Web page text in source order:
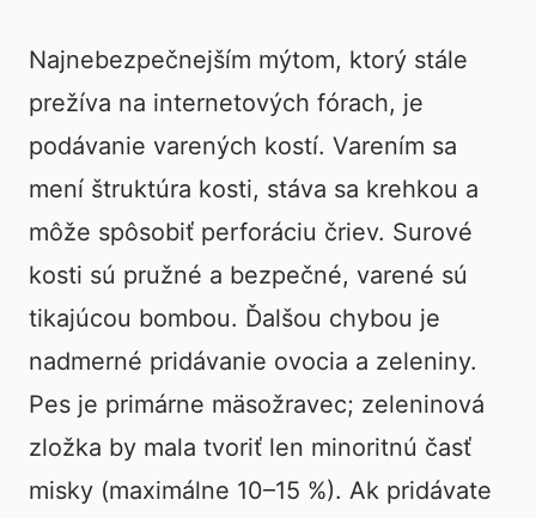
Najnebezpečnejším mýtom, ktorý stále
prežíva na internetových fórach, je
podávanie varených kostí. Varením sa
mení štruktúra kosti, stáva sa krehkou a
môže spôsobiť perforáciu čriev. Surové
kosti sú pružné a bezpečné, varené sú
tikajúcou bombou. Ďalšou chybou je
nadmerné pridávanie ovocia a zeleniny.
Pes je primárne mäsožravec; zeleninová
zložka by mala tvoriť len minoritnú časť
misky (maximálne 10–15 %). Ak pridávate